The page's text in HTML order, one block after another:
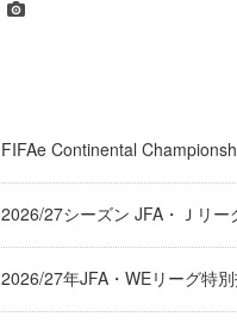
FIFAe Continental
2026/27シーズン JFA・Ｊリ
2026/27年JFA・WEリーグ特